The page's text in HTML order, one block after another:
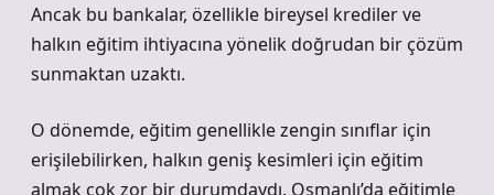
Ancak bu bankalar, özellikle bireysel krediler ve
halkın eğitim ihtiyacına yönelik doğrudan bir çözüm
sunmaktan uzaktı.
O dönemde, eğitim genellikle zengin sınıflar için
erişilebilirken, halkın geniş kesimleri için eğitim
almak çok zor bir durumdaydı. Osmanlı’da eğitimle